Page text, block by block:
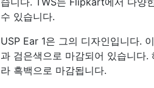
수 있습니다.
USP Ear 1은 그의 디자인입니다.
과 검은색으로 마감되어 있습니다
라 흑백으로 마감됩니다.